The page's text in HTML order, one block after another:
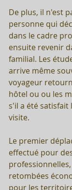
De plus, il n'est
personne qui
dans le cadre
ensuite revenir
familial. Les
arrive même
voyageur
hôtel ou ou les
s'il a été
visite.
Le premier
effectué pour
retombées
pour les